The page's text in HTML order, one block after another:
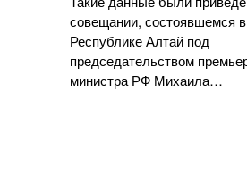
совещании, состоявшемся в
Республике Алтай под
председательством
министра РФ Михаила…